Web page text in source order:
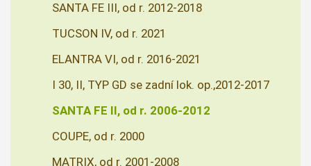
SANTA FE III, od r. 2012-2018
TUCSON IV, od r. 2021
ELANTRA VI, od r. 2016-2021
I 30, II, TYP GD se zadní lok. op.,2012-2017
SANTA FE II, od r. 2006-2012
COUPE, od r. 2000
MATRIX, od r. 2001-2008